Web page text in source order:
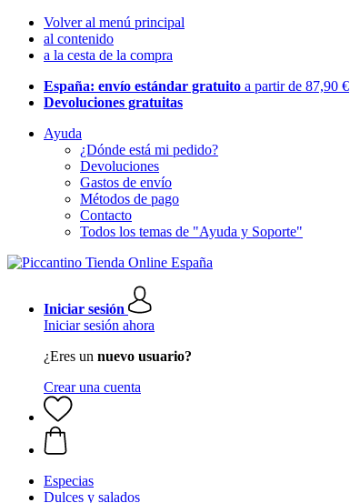
Volver al menú principal
al contenido
a la cesta de la compra
España: envío estándar gratuito a partir de 87,90 €
Devoluciones gratuitas
Ayuda
¿Dónde está mi pedido?
Devoluciones
Gastos de envío
Métodos de pago
Contacto
Todos los temas de "Ayuda y Soporte"
Iniciar sesión
Iniciar sesión ahora
¿Eres un nuevo usuario?
Crear una cuenta
Especias
Dulces y salados